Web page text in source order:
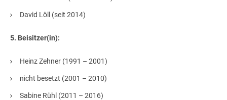
David Löll (seit 2014)
5. Beisitzer(in):
Heinz Zehner (1991 – 2001)
nicht besetzt (2001 – 2010)
Sabine Rühl (2011 – 2016)